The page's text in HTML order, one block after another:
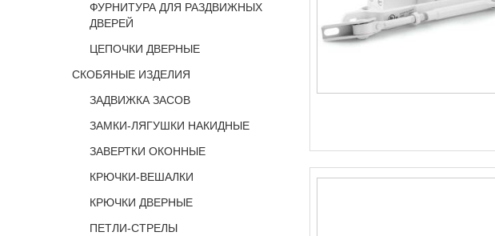
ФУРНИТУРА ДЛЯ РАЗДВИЖНЫХ
ДВЕРЕЙ
ЦЕПОЧКИ ДВЕРНЫЕ
СКОБЯНЫЕ ИЗДЕЛИЯ
ЗАДВИЖКА ЗАСОВ
ЗАМКИ-ЛЯГУШКИ НАКИДНЫЕ
ЗАВЕРТКИ ОКОННЫЕ
КРЮЧКИ-ВЕШАЛКИ
КРЮЧКИ ДВЕРНЫЕ
ПЕТЛИ-СТРЕЛЫ